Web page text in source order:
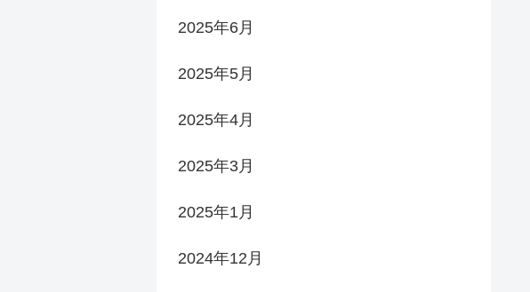
2025年6月
2025年5月
2025年4月
2025年3月
2025年1月
2024年12月